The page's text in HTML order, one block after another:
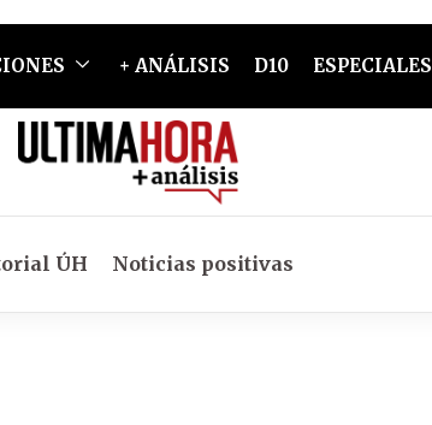
+ ANÁLISIS D10 ESPECIALES
ÚH Noticias positivas